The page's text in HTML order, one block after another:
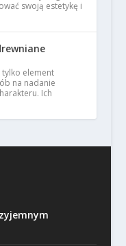
swoją estetykę i
element
na nadanie
Ich